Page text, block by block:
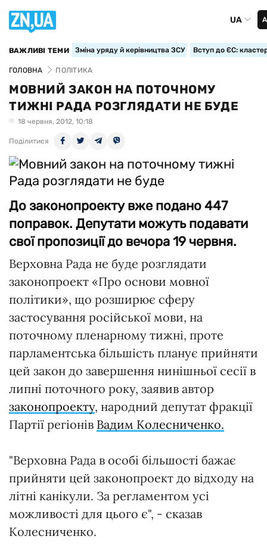
UA
ВАЖЛИВІ ТЕМИ Зміна уряду й керівництва ЗСУ Вступ до ЄС:
ГОЛОВНА ПОЛІТИКА
МОВНИЙ ЗАКОН НА ПОТОЧНОМУ
ТИЖНІ РАДА РОЗГЛЯДАТИ НЕ БУДЕ
18 червня, 2012, 10:18
Поділитися
До законопроекту вже подано 447
поправок. Депутати можуть подавати
свої пропозиції до вечора 19 червня.
Верховна Рада не буде розглядати
законопроект «Про основи мовної
політики», що розширює сферу
застосування російської мови, на
поточному пленарному тижні, проте
парламентська більшість планує прийняти
цей закон до завершення нинішньої сесії в
липні поточного року, заявив автор
законопроекту, народний депутат фракції
Партії регіонів Вадим Колесниченко.
"Верховна Рада в особі більшості бажає
прийняти цей законопроект до відходу на
літні канікули. За регламентом усі
можливості для цього є", - сказав
Колесниченко.